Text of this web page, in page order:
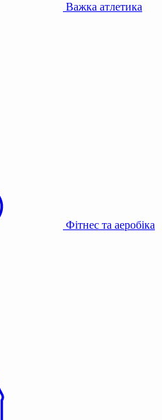
Важка атлетика
Фітнес та аеробіка